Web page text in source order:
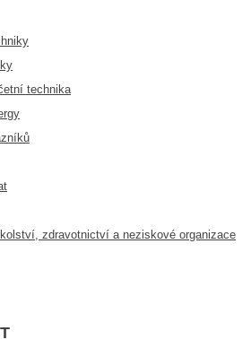
technika
zdravotnictví a neziskové organizace